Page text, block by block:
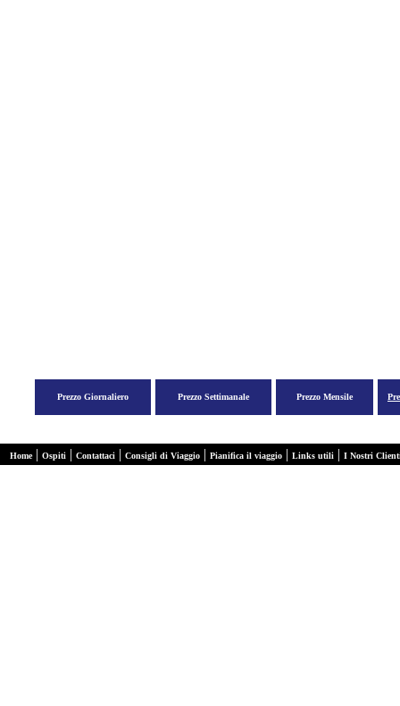
Prezzo Giornaliero Prezzo Settimanale Prezzo Mensile
Home| Ospiti | Contattaci | Consigli di Viaggio | Pianifica il viaggio | Links utili | I Nostri